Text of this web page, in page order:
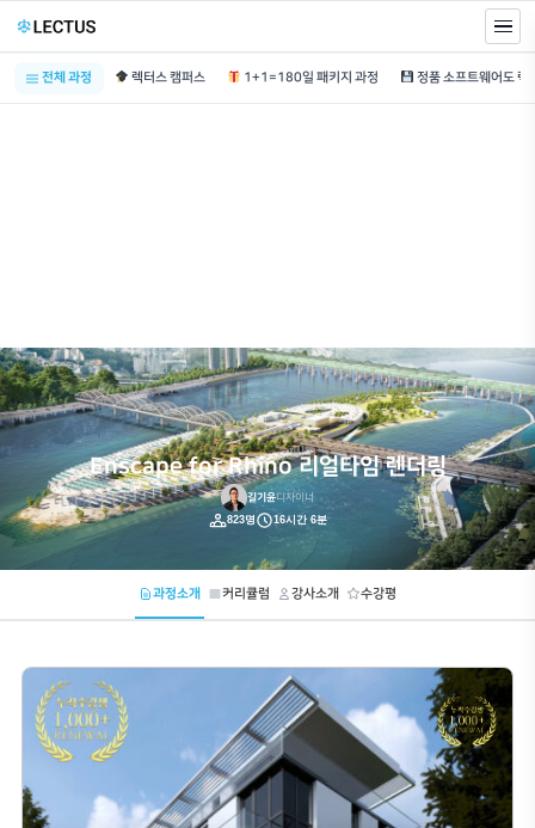
전체 과정 렉터스 캠퍼스 1+1=180일 패키지 과정
Enscape for Rhino 리얼타임
823명 16시간 6분
과정소개 커리큘럼 강사소개 수강평